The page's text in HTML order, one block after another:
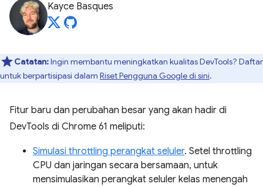
Kayce Basques
Catatan:Ingin membantu meningkatkan kualitas DevTools? Daftar
untuk berpartisipasi dalam Riset Pengguna Google di sini.
Fitur baru dan perubahan besar yang akan hadir di
DevTools di Chrome 61 meliputi:
Simulasi throttling perangkat seluler. Setel throttling
CPU dan jaringan secara bersamaan, untuk
mensimulasikan perangkat seluler kelas menengah